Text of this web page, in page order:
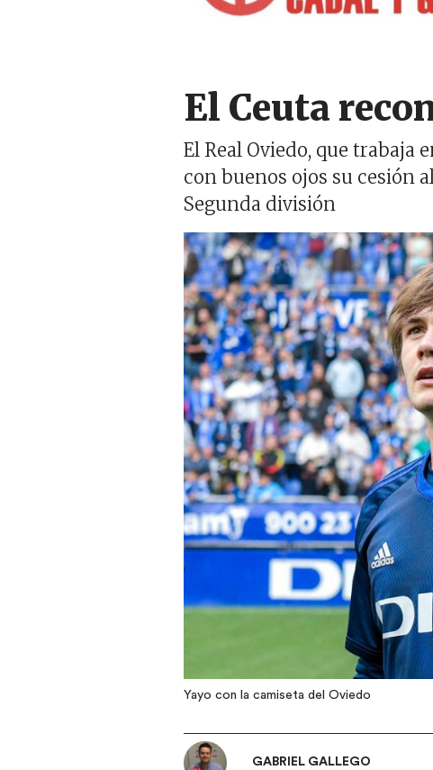
El Ceuta
El Real Oviedo, que trabaja
con buenos ojos su cesión
Segunda división
Imagen
Yayo con la camiseta del Oviedo
GABRIEL GALLEGO